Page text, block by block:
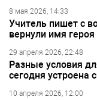
8 мая 2026, 14:33
Учитель пишет с
вернули имя
29 апреля 2026, 22:48
Разные условия
сегодня устроена
10 апреля 2026, 12:00